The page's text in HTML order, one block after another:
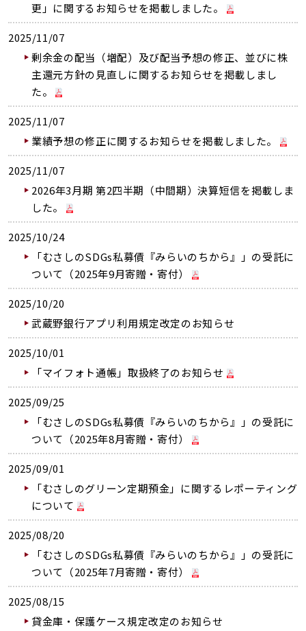
更」に関するお知らせを掲載しました。
2025/11/07
剰余金の配当（増配）及び配当予想の修正、並びに株
主還元方針の見直しに関するお知らせを掲載しまし
た。
2025/11/07
業績予想の修正に関するお知らせを掲載しました。
2025/11/07
2026年3月期 第2四半期（中間期）決算短信を掲載しま
した。
2025/10/24
「むさしのSDGs私募債『みらいのちから』」の受託に
ついて（2025年9月寄贈・寄付）
2025/10/20
武蔵野銀行アプリ利用規定改定のお知らせ
2025/10/01
「マイフォト通帳」取扱終了のお知らせ
2025/09/25
「むさしのSDGs私募債『みらいのちから』」の受託に
ついて（2025年8月寄贈・寄付）
2025/09/01
「むさしのグリーン定期預金」に関するレポーティング
について
2025/08/20
「むさしのSDGs私募債『みらいのちから』」の受託に
ついて（2025年7月寄贈・寄付）
2025/08/15
貸金庫・保護ケース規定改定のお知らせ